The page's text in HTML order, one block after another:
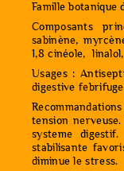
Famille botanique
Composants
sabinène,
1,8 cinéole,
Usages :
digestive
tension
systeme
stabilisante
diminue le stress.